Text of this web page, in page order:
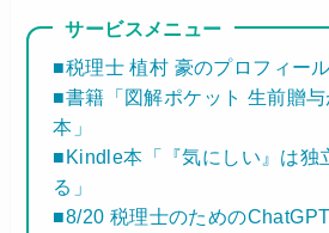
サービスメニュー
■税理士 植村 豪のプロフィール
■書籍「図解ポケット 生前贈
本」
■Kindle本「『気にしい』は独
る」
■8/20 税理士のための